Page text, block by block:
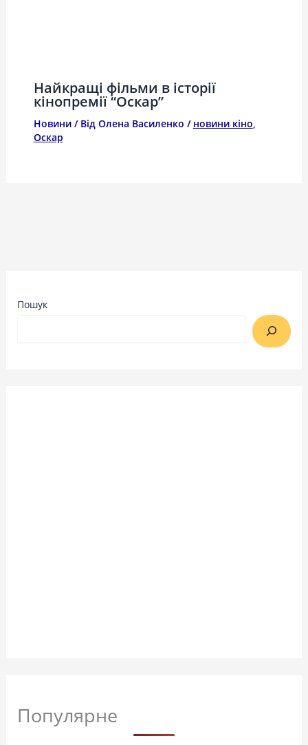
Найкращі фільми в історії
кінопремії “Оскар”
Новини/ Від Олена Василенко / новини кіно,
Оскар
Пошук
Популярне